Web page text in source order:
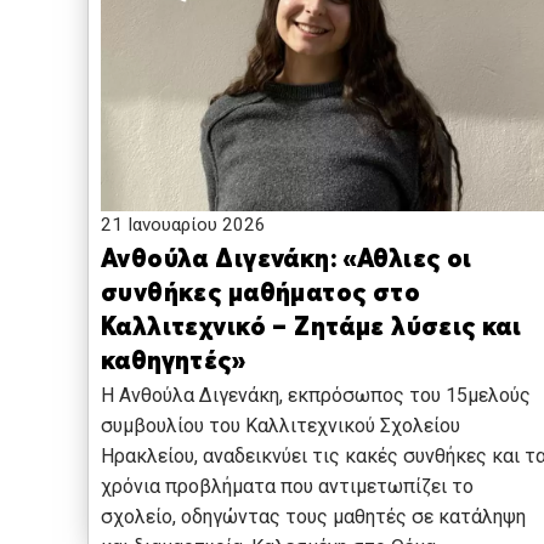
21 Ιανουαρίου 2026
Ανθούλα Διγενάκη: «Αθλιες οι
συνθήκες μαθήματος στο
Καλλιτεχνικό – Ζητάμε λύσεις και
καθηγητές»
Η Ανθούλα Διγενάκη, εκπρόσωπος του 15μελούς
συμβουλίου του Καλλιτεχνικού Σχολείου
Ηρακλείου, αναδεικνύει τις κακές συνθήκες και
χρόνια προβλήματα που αντιμετωπίζει το
σχολείο, οδηγώντας τους μαθητές σε κατάληψη